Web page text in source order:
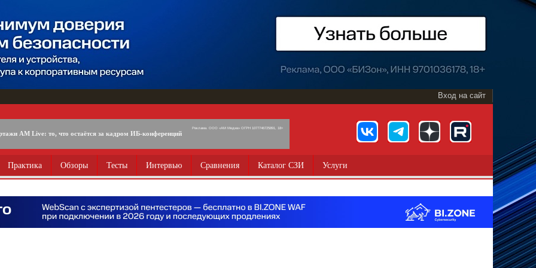
Вход на сайт
AM Live: то, что остаётся за кадром ИБ-конференций
Реклама. ООО «АМ Медиа» ОГРН 1077746725891, 18+
Практика Обзоры Тесты Интервью Сравнения Каталог СЗИ Услуги